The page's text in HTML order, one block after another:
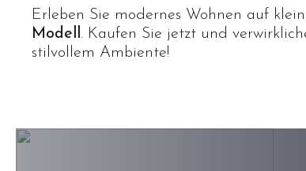
Erleben Sie modernes Wohnen auf
Modell . Kaufen Sie jetzt und
stilvollem Ambiente!